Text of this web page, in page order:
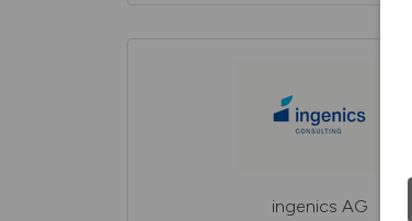
ingenics AG